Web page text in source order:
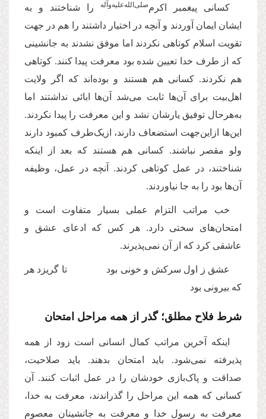
کسانی پیغمبر اکرم‌صلی‌‌الله‌‌علیه‌‌و‌آله
را شناختند و به
ایشان ایمان آوردند و آنچه در اختیار داشتند را هم در جهت
تقویت اسلام کوتاهی نکردند اما موفق نشدند به جانشینی
که از طرف خدا تعیین شده بود معرفت پیدا کنند. کوتاهی
هم نکردند. کسانی هم هستند و بوده‌اند که اگر ولایت
اهل‌بیت برای آن‌ها ثابت می‌شد آن‌ها ابائی نداشتند اما
به‌هرحال توفیق یار‌شان نشد و این معرفت را پیدا نکردند.
این‌ها ازاین‌جهت استضعاف دارند، ازیک‌طرف کمبود دارند
ولو مقصر نباشند. کسانی هم هستند که بعد از اینکه
شناختند، در عمل کوتاهی کردند. آنچه در عمل، وظیفه
آن‌ها بود را به جا نیاوردند.
خب مراتب التزام عملی بسیار متفاوت است و
امتحان‌های سختی دارد. هر کس که ادعای عشق و
عاشقی کرد که از آن نمی‌‌پذیرند.
عشق ز اول سرکش و خونی بود تا گریزد هر
که بیرونی بود
شرط فلاح مطلق؛ گذر از همه مراحل امتحان
اینکه آخرین مراتب کمال انسانی است زود از همه
پذیرفته نمی‌شود. باید امتحان بدهند. باید صلاحیت،
صداقت و پاک‌بازی خودشان را در عمل اثبات کنند. آن
کسانی که همه این مراحل را گذراندند، معرفت به خدا،
معرفت به رسول خدا و معرفت به جانشینان معصوم